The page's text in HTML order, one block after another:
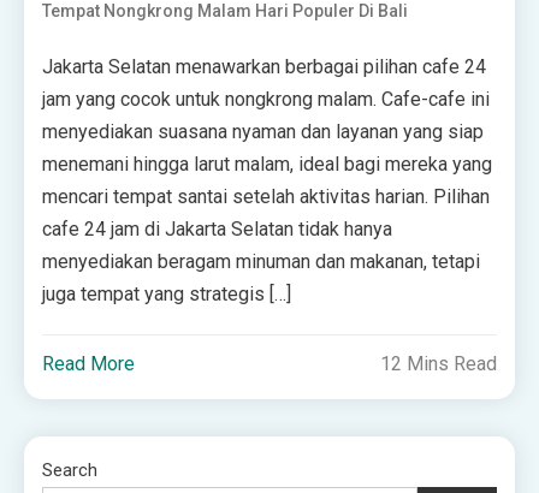
Tempat Nongkrong Malam Hari Populer Di Bali
Jakarta Selatan menawarkan berbagai pilihan cafe 24
jam yang cocok untuk nongkrong malam. Cafe-cafe ini
menyediakan suasana nyaman dan layanan yang siap
menemani hingga larut malam, ideal bagi mereka yang
mencari tempat santai setelah aktivitas harian. Pilihan
cafe 24 jam di Jakarta Selatan tidak hanya
menyediakan beragam minuman dan makanan, tetapi
juga tempat yang strategis […]
Read More 12 Mins Read
Search